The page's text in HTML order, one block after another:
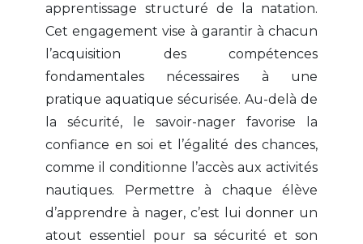
apprentissage structuré de la natation.
Cet engagement vise à garantir à chacun
l’acquisition des compétences
fondamentales nécessaires à une
pratique aquatique sécurisée. Au-delà de
la sécurité, le savoir-nager favorise la
confiance en soi et l’égalité des chances,
comme il conditionne l’accès aux activités
nautiques. Permettre à chaque élève
d’apprendre à nager, c’est lui donner un
atout essentiel pour sa sécurité et son